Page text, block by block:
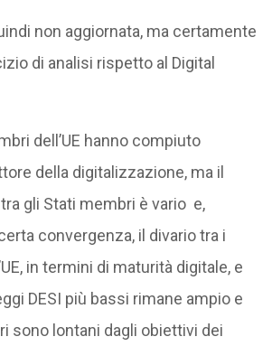
non aggiornata, ma certamente
di analisi rispetto al Digital
dell’UE hanno compiuto
della digitalizzazione, ma il
gli Stati membri è vario e,
convergenza, il divario tra i
in termini di maturità digitale, e
DESI più bassi rimane ampio e
sono lontani dagli obiettivi dei